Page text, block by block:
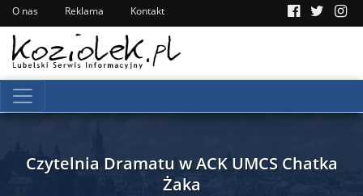
O nas Reklama Kontakt
Czytelnia Dramatu w ACK UMCS Chatka
Żaka